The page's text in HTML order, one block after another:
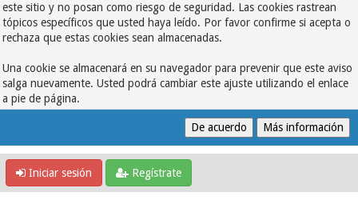
este sitio y no posan como riesgo de seguridad. Las cookies rastrean
tópicos específicos que usted haya leído. Por favor confirme si acepta o
rechaza que estas cookies sean almacenadas.
Una cookie se almacenará en su navegador para prevenir que este aviso
salga nuevamente. Usted podrá cambiar este ajuste utilizando el enlace
a pie de página.
Iniciar sesión Regístrate